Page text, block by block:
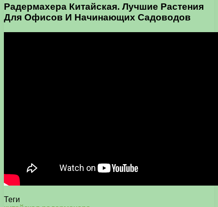
Радермахера Китайская. Лучшие Растения
Для Офисов И Начинающих Садоводов
Теги